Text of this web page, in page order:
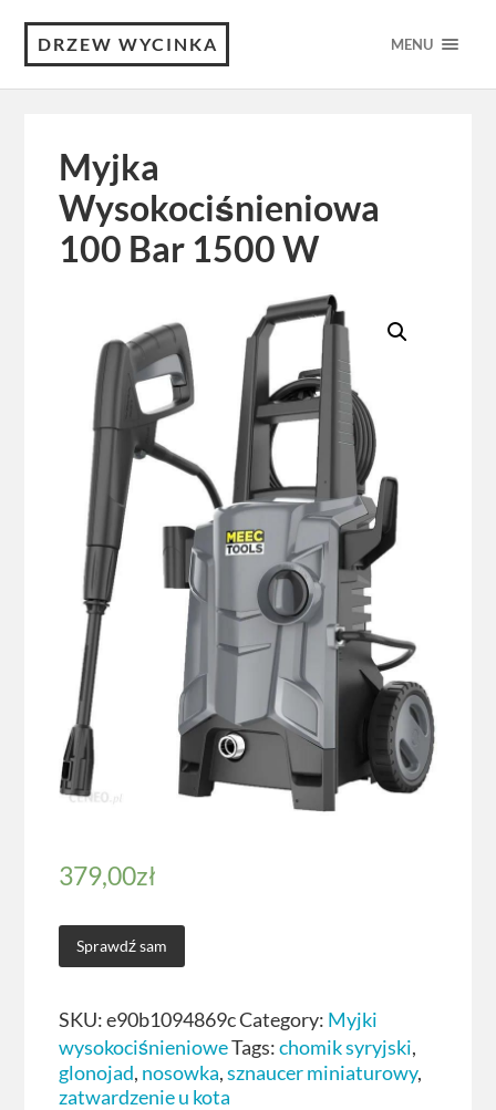
DRZEW WYCINKA MENU
Myjka
Wysokociśnieniowa
100 Bar 1500 W
379,00zł
Sprawdź sam
SKU:e90b1094869cCategory: Myjki
wysokociśnienioweTags:chomik syryjski,
glonojad, nosowka,sznaucer miniaturowy,
zatwardzenie u kota